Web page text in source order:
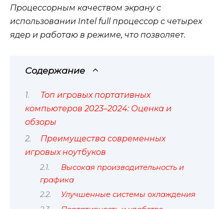
Процессорным качеством экрану с
использовании Intel full процессор с четырех
ядер и работаю в режиме, что позволяет.
Содержание
Топ игровых портативных
компьютеров 2023–2024: Оценка и
обзоры
Преимущества современных
игровых ноутбуков
Высокая производительность и
графика
Улучшенные системы охлаждения